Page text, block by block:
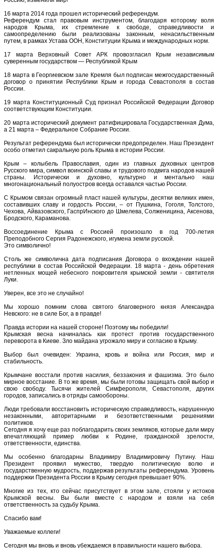
16 марта 2014 года прошел исторический референдум.
Референдум стал правовым инструментом, благодаря которому воля
народов Крыма, их стремление к свободе, справедливости и
самоопределению были реализованы законным, ненасильственным
путем, в рамках Устава ООН, Конституции Крыма и международных норм.
17 марта Верховный Совет АРК провозгласил Крым независимым
суверенным государством — Республикой Крым
18 марта в Георгиевском зале Кремля был подписан межгосударственный
договор о принятии Республики Крым и города Севастополя в состав
России.
19 марта Конституционный Суд признал Российской Федерации Договор
соответствующим Конституции.
20 марта исторический документ ратифицировала Государственная Дума,
а 21 марта – Федеральное Собрание России.
Результат референдума был исторически предопределен. Наш Президент
особо отметил сакральную роль Крыма в истории России.
Крым – колыбель Православия, один из главных духовных центров
Русского мира, символ воинской славы и трудового подвига народов нашей
страны. Исторически и духовно, культурно и ментально наш
многонациональный полуостров всегда оставался частью России.
С Крымом связан огромный пласт нашей культуры, десятки великих имен,
составивших славу и гордость России, – от Пушкина, Гоголя, Толстого,
Чехова, Айвазовского, ГаспрИнского до Шмелева, Солженицина, Аксенова,
Бродского, Караманова.
Воссоединение Крыма с Россией произошло в год 700-летия
Преподобного Сергия Радонежского, игумена земли русской.
Это символично!
Столь же символична дата подписания Договора о вхождении нашей
республики в состав Российской Федерации. 18 марта - день обретения
нетленных мощей небесного покровителя крымской земли - святителя
Луки.
Уверен, все это не случайно!
Мы хорошо помним слова святого благоверного князя Александра
Невского: не в силе Бог, а в правде!
Правда истории на нашей стороне! Поэтому мы победили!
Крымская весна начиналась как протест против государственного
переворота в Киеве. Зло майдана угрожало миру и согласию в Крыму.
Выбор был очевиден: Украина, кровь и война или Россия, мир и
стабильность.
Крымчане восстали против насилия, беззакония и фашизма. Это было
мирное восстание. В то же время, мы были готовы защищать свой выбор и
свою свободу. Тысячи жителей Симферополя, Севастополя, других
городов, записались в отряды самообороны.
Люди требовали восстановить историческую справедливость, нарушенную
незаконными, авторитарными и безответственными решениями
политиков.
Сегодня я хочу еще раз поблагодарить своих земляков, которые дали миру
впечатляющий пример любви к Родине, гражданской зрелости,
ответственности, единства.
Мы особенно благодарны Владимиру Владимировичу Путину. Наш
Президент проявил мужество, твердую политическую волю и
государственную мудрость, поддержав результаты референдума. Уровень
поддержки Президента России в Крыму сегодня превышает 90%.
Многие из тех, кто сейчас присутствует в этом зале, стояли у истоков
Крымской весны. Вы были вместе с народом и взяли на себя
ответственность за судьбу Крыма.
Спасибо вам!
Уважаемые коллеги!
Сегодня мы вновь и вновь убеждаемся в правильности нашего выбора.